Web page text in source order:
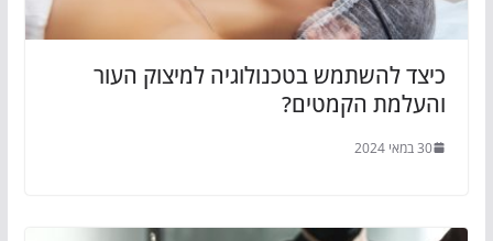
כיצד להשתמש בטכנולוגיה למיצוק העור
והעלמת הקמטים?
30 במאי 2024